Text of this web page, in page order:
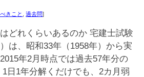
きこと ,過去問]
どれくらいあるのか 宅建士試験
は、昭和33年（1958年）から実
年2月時点では過去57年分の
日1年分解くだけでも、2カ月弱